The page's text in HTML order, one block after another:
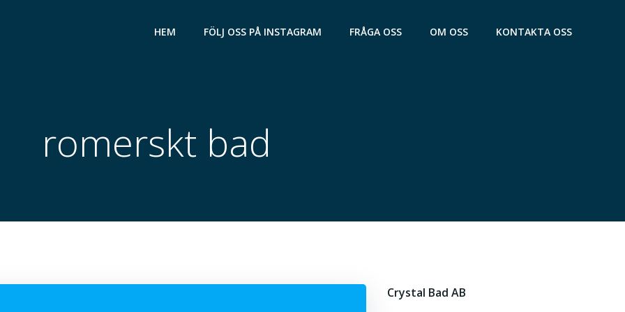
HEM FÖLJ OSS PÅ INSTAGRAM FRÅGA OSS OM OSS KONTAKTA OSS
romerskt bad
Crystal Bad AB